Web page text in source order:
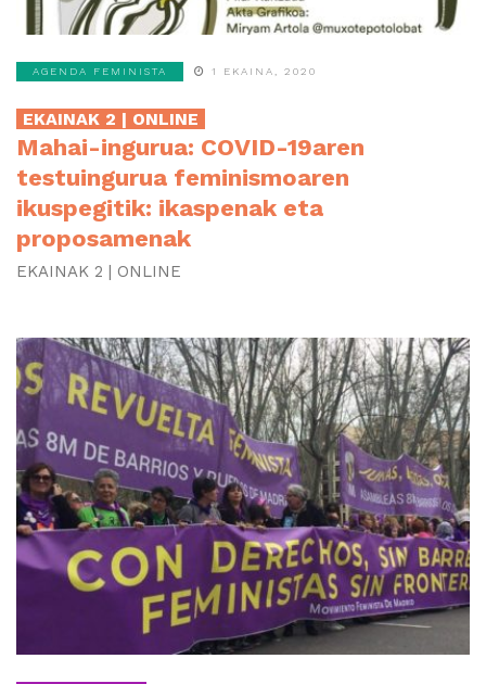
AGENDA FEMINISTA 1 EKAINA, 2020
EKAINAK 2 | ONLINE
Mahai-ingurua: COVID-19aren
testuingurua feminismoaren
ikuspegitik: ikaspenak eta
proposamenak
EKAINAK 2 | ONLINE